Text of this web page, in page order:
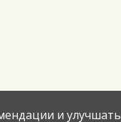
и улучшать